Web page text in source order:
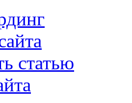
статью